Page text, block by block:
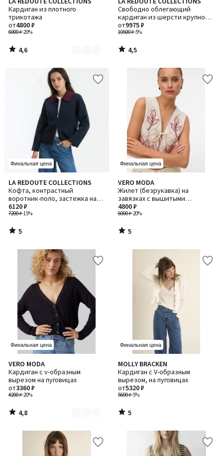
Кардиган из плотного
трикотажа
6000 ₽-20%
от4800 ₽
/ 5
цветов:
2
4,6
/
Свободно облегающий
кардиган из шерсти крупной
вязки
10500 ₽-5%
от9975 ₽
/ 5
4,5
/
Финальная цена
LA REDOUTE COLLECTIONS
Кофта, контрастный
воротник-поло, застежка на
молнию
7200 ₽-15%
6120 ₽
5
/
5
5
/
Финальная цена
VERO MODA
Жилет (безрукавка) на
завязках с вышитыми
рисунками
6000 ₽-20%
4800 ₽
5
/
5
5
/
Финальная цена
VERO MODA
Кардиган с v-образным
вырезом на пуговицах
4200 ₽-20%
от3360 ₽
4,8
/ 5
Количество
цветов:
2
4,8
/
Финальная цена
MOLLY BRACKEN
Кардиган с V-образным
вырезом, на пуговицах
5600 ₽-5%
от5320 ₽
5
/
5
5
/